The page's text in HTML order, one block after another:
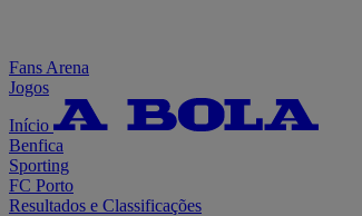
Fans Arena
Jogos
Início
Benfica
Sporting
FC Porto
Resultados e Classificações